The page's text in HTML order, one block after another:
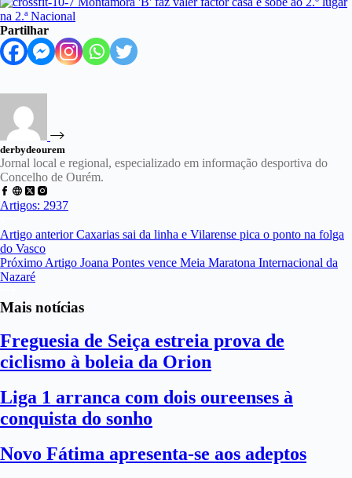
Partilhar
derbydeourem
Jornal local e regional, especializado em informação desportiva do
Concelho de Ourém.
Artigos: 2937
Artigo anteriorCaxarias sai da linha e Vilarense pica o ponto na folga
do Vasco
Próximo Artigo Joana Pontes vence Meia Maratona Internacional da
Nazaré
Mais notícias
Freguesia de Seiça estreia prova de
ciclismo à boleia da Orion
Liga 1 arranca com dois oureenses à
conquista do sonho
Novo Fátima apresenta-se aos adeptos